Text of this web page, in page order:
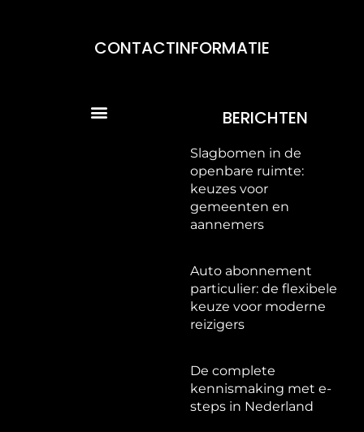
CONTACTINFORMATIE
BERICHTEN
Slagbomen in de
openbare ruimte:
keuzes voor
gemeenten en
aannemers
Auto abonnement
particulier: de flexibele
keuze voor moderne
reizigers
De complete
kennismaking met e-
steps in Nederland